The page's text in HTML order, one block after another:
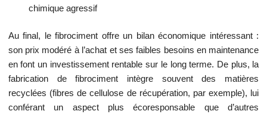
chimique agressif
Au final, le fibrociment offre un bilan économique intéressant :
son prix modéré à l’achat et ses faibles besoins en maintenance
en font un investissement rentable sur le long terme. De plus, la
fabrication de fibrociment intègre souvent des matières
recyclées (fibres de cellulose de récupération, par exemple), lui
conférant un aspect plus écoresponsable que d’autres